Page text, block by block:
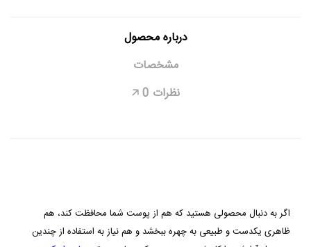
درباره محصول
مشخصات
نظرات 0
🡥
اگر به دنبال محصولی هستید که هم از پوست شما محافظت کند، هم
ظاهری یکدست و طبیعی به چهره ببخشد و هم نیاز به استفاده از چندین